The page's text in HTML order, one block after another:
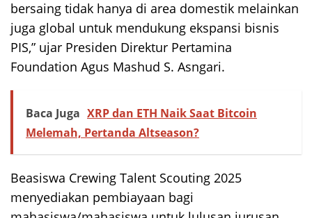
bersaing tidak hanya di area domestik melainkan
juga global untuk mendukung ekspansi bisnis
PIS,” ujar Presiden Direktur Pertamina
Foundation Agus Mashud S. Asngari.
Baca Juga XRP dan ETH Naik Saat Bitcoin
Melemah, Pertanda Altseason?
Beasiswa Crewing Talent Scouting 2025
menyediakan pembiayaan bagi